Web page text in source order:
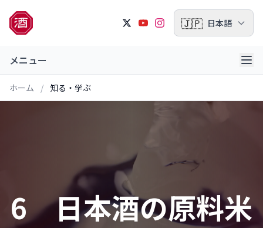
🇯🇵 日本語
メニュー
ホーム / 知る・学ぶ
6 日本酒の原料米